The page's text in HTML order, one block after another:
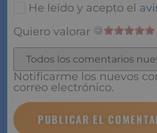
He leído y acepto elaviso
Quiero valorar
Notificarme los nuevos
electrónico.